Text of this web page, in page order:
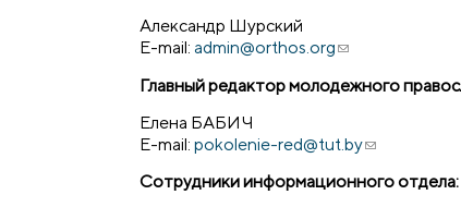
Александр Шурский
E-mail:admin@orthos.org(ссылка для
Главный редактор молодежного
Елена БАБИЧ
E-mail:pokolenie-red@tut.by(ссылка для
Сотрудники информационного отдела: